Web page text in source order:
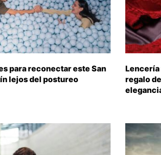
para reconectar este San
lejos del postureo
Lencería
regalo